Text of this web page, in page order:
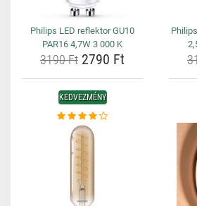
Philips LED reflektor GU10
PAR16 4,7W 3 000 K
3190 Ft 2790 Ft
KEDVEZMÉNY